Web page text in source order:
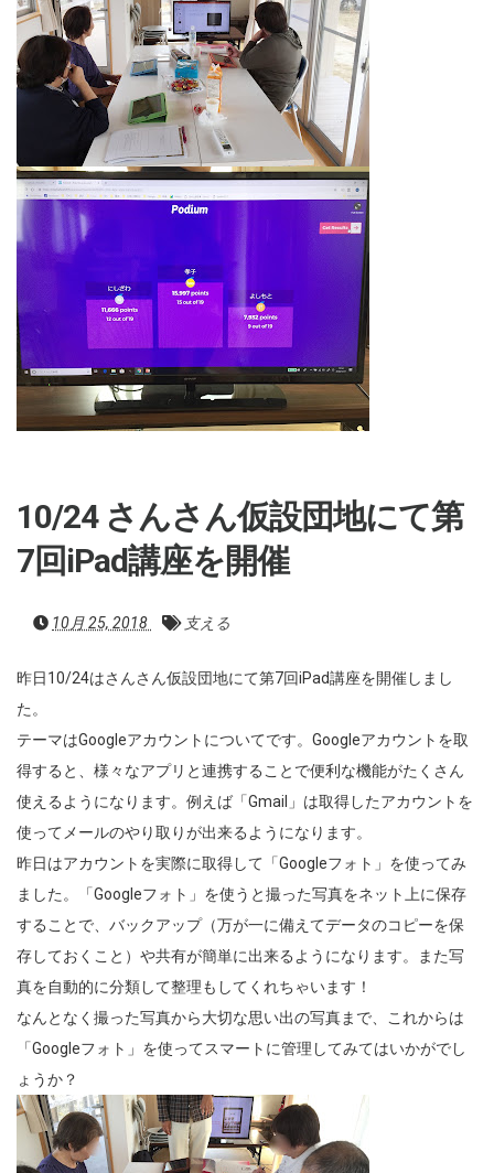
10/24 さんさん仮設団地にて第
7回iPad講座を開催
10月 25, 2018 支える
昨日10/24はさんさん仮設団地にて第7回iPad講座を開催しまし
た。
テーマはGoogleアカウントについてです。Googleアカウントを取
得すると、様々なアプリと連携することで便利な機能がたくさん
使えるようになります。例えば「Gmail」は取得したアカウントを
使ってメールのやり取りが出来るようになります。
昨日はアカウントを実際に取得して「Googleフォト」を使ってみ
ました。「Googleフォト」を使うと撮った写真をネット上に保存
することで、バックアップ（万が一に備えてデータのコピーを保
存しておくこと）や共有が簡単に出来るようになります。また写
真を自動的に分類して整理もしてくれちゃいます！
なんとなく撮った写真から大切な思い出の写真まで、これからは
「Googleフォト」を使ってスマートに管理してみてはいかがでし
ょうか？